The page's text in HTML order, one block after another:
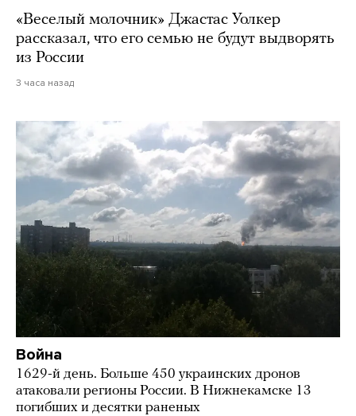
«Веселый молочник» Джастас Уолкер
рассказал, что его семью не будут выдворять
из России
3 часа назад
Война
1629-й день. Больше 450 украинских дронов
атаковали регионы России. В Нижнекамске 13
погибших и десятки раненых